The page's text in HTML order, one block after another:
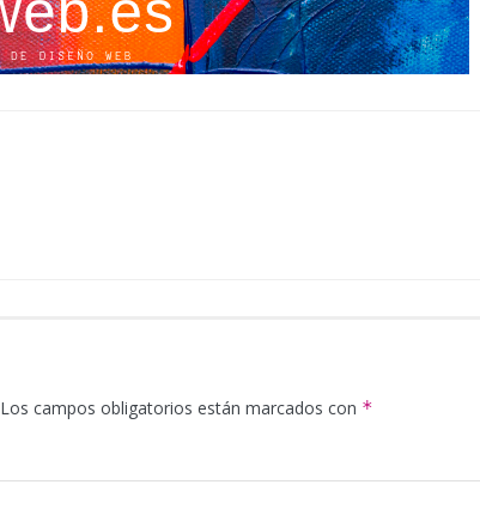
Los campos obligatorios están marcados con *